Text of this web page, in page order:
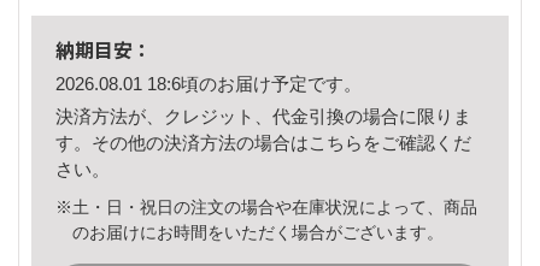
納期目安：
2026.08.01 18:6頃のお届け予定です。
決済方法が、クレジット、代金引換の場合に限りま
す。その他の決済方法の場合はこちら をご確認くだ
さい。
※土・日・祝日の注文の場合や在庫状況によって、商品
のお届けにお時間をいただく場合がございます。